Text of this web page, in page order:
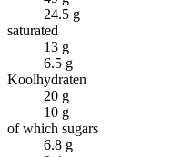
24.5 g
saturated
13 g
6.5 g
Koolhydraten
20 g
10 g
of which sugars
6.8 g